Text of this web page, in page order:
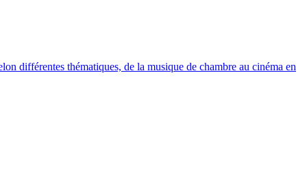
différentes thématiques, de la musique de chambre au cinéma en